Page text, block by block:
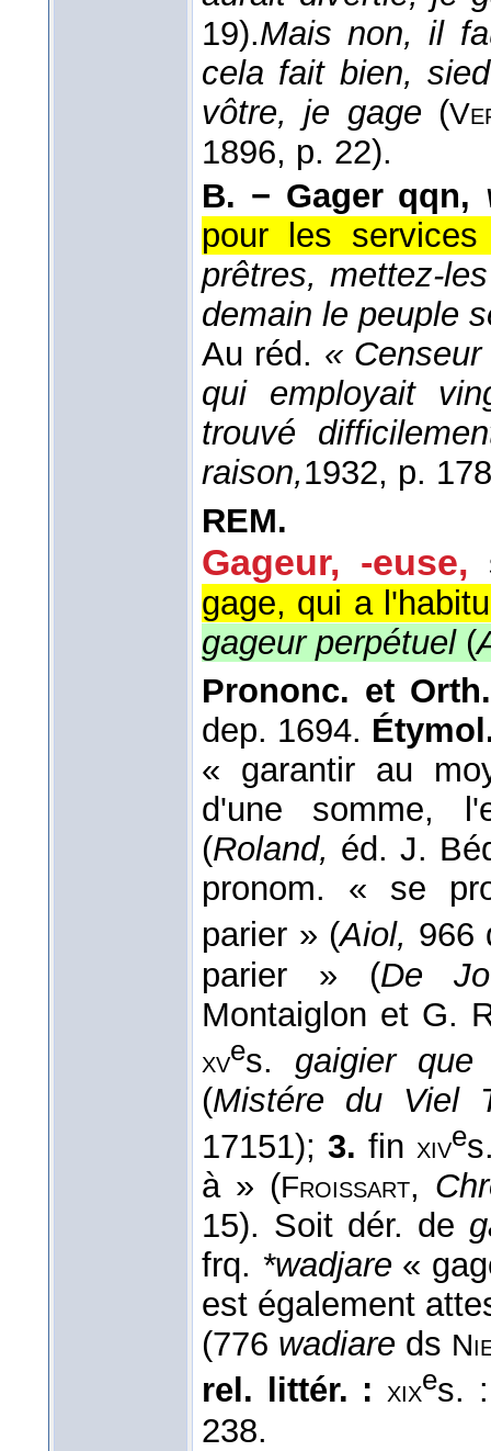
19).Mais non, il
cela fait bien,
vôtre, je gage (
1896, p. 22).
B. − Gager qqn,
pour les
prêtres, mettez-
demain le peuple
Au réd. « Censeur
qui employait
trouvé
raison,1932, p.
REM.
Gageur, -euse,
gage, qui a
gageur perpétuel (
Prononc. et
dep. 1694.
« garantir au
d'une somme,
(Roland, éd. J.
pronom. « se
parier » (Aiol, 966
parier » (De
Montaiglon et G.
xves. gaigier
(Mistére du Viel
17151); 3. fin xive
à » (Froissart,
15). Soit dér. de
frq. *wadjare «
est également
(776 wadiare ds
rel. littér. :xixes.
238.